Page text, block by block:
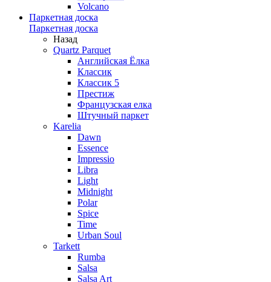
Volcano
Паркетная доска
Паркетная доска
Назад
Quartz Parquet
Английская Ёлка
Классик
Классик 5
Престиж
Французская елка
Штучный паркет
Karelia
Dawn
Essence
Impressio
Libra
Light
Midnight
Polar
Spice
Time
Urban Soul
Tarkett
Rumba
Salsa
Salsa Art